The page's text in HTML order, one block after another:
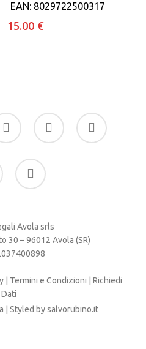
EAN: 8029722500317
15.00 €
whatsapp tiktok
email
Avola srls
30 – 96012 Avola (SR)
Termini e Condizioni |Richiedi
Dati
| Styled bysalvorubino.it